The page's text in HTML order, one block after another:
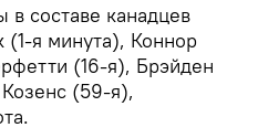
составе канадцев
я минута), Коннор
(16-я), Брэйден
(59-я),